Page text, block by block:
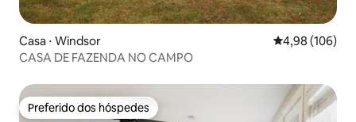
Casa ⋅ Windsor 4,98 de uma
4,98 (106)
CASA DE FAZENDA NO CAMPO
Preferido dos hóspedes
Preferido dos hóspedes